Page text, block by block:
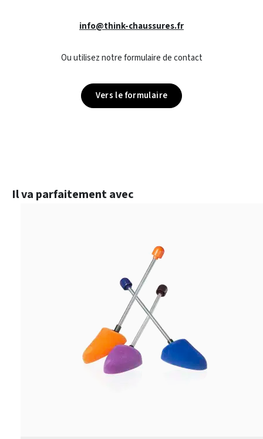
info@think-chaussures.fr
Ou utilisez notre formulaire de contact
Vers le formulaire
Ignorer la galerie de produits
Il va parfaitement avec